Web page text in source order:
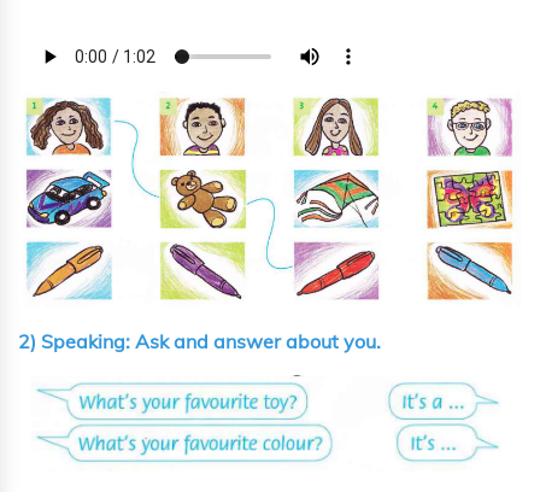
2) Speaking: Ask and answer about you.